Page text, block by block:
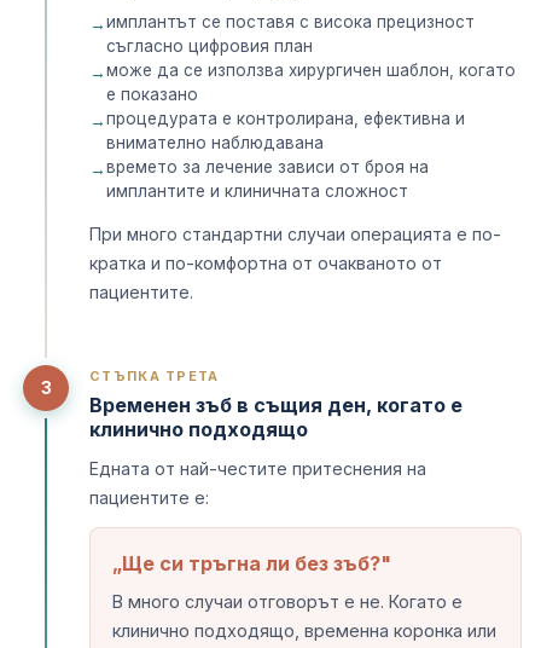
имплантът се поставя с висока прецизност
съгласно цифровия план
може да се използва хирургичен шаблон, когато
е показано
процедурата е контролирана, ефективна и
внимателно наблюдавана
времето за лечение зависи от броя на
имплантите и клиничната сложност
При много стандартни случаи операцията е по-
кратка и по-комфортна от очакваното от
пациентите.
3
СТЪПКА ТРЕТА
Временен зъб в същия ден, когато е
клинично подходящо
Едната от най-честите притеснения на
пациентите е:
„Ще си тръгна ли без зъб?"
В много случаи отговорът е не. Когато е
клинично подходящо, временна коронка или